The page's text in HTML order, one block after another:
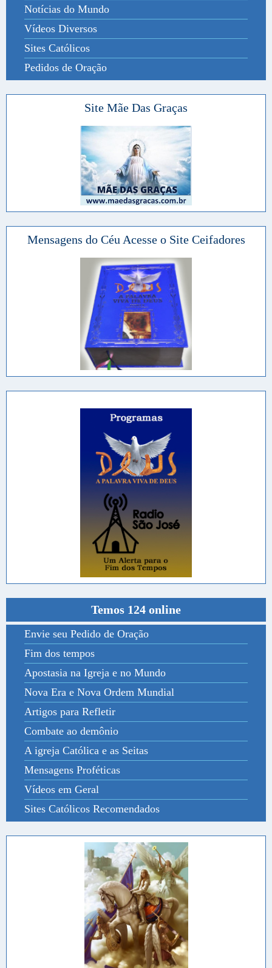
Notícias do Mundo
Vídeos Diversos
Sites Católicos
Pedidos de Oração
Site Mãe Das Graças
Mensagens do Céu Acesse o Site Ceifadores
Temos 124 online
Envie seu Pedido de Oração
Fim dos tempos
Apostasia na Igreja e no Mundo
Nova Era e Nova Ordem Mundial
Artigos para Refletir
Combate ao demônio
A igreja Católica e as Seitas
Mensagens Proféticas
Vídeos em Geral
Sites Católicos Recomendados